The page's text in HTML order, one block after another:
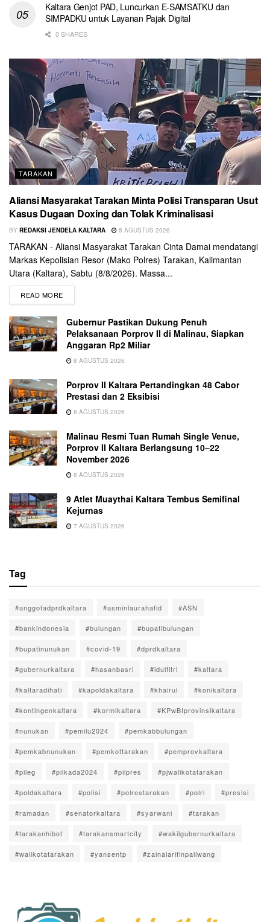
Kaltara Genjot PAD, Luncurkan E-SAMSATKU dan
SIMPADKU untuk Layanan Pajak Digital
0 SHARES
TARAKAN
Aliansi Masyarakat Tarakan Minta Polisi Transparan Usut
Kasus Dugaan Doxing dan Tolak Kriminalisasi
BY REDAKSI JENDELA KALTARA 8 AGUSTUS 2026
TARAKAN - Aliansi Masyarakat Tarakan Cinta Damai mendatangi
Markas Kepolisian Resor (Mako Polres) Tarakan, Kalimantan
Utara (Kaltara), Sabtu (8/8/2026). Massa...
READ MORE
Gubernur Pastikan Dukung Penuh
Pelaksanaan Porprov II di Malinau, Siapkan
Anggaran Rp2 Miliar
8 AGUSTUS 2026
Porprov II Kaltara Pertandingkan 48 Cabor
Prestasi dan 2 Eksibisi
8 AGUSTUS 2026
Malinau Resmi Tuan Rumah Single Venue,
Porprov II Kaltara Berlangsung 10–22
November 2026
8 AGUSTUS 2026
9 Atlet Muaythai Kaltara Tembus Semifinal
Kejurnas
7 AGUSTUS 2026
Tag
#anggotadprdkaltara #asminlaurahafid #ASN
#bankindonesia #bulungan #bupatibulungan
#bupatinunukan #covid-19 #dprdkaltara
#gubernurkaltara #hasanbasri #idulfitri #kaltara
#kaltaradihati #kapoldakaltara #khairul #konikaltara
#kontingenkaltara #kormikaltara #KPwBIprovinsikaltara
#nunukan #pemilu2024 #pemkabbulungan
#pemkabnunukan #pemkottarakan #pemprovkaltara
#pileg #pilkada2024 #pilpres #pjwalikotatarakan
#poldakaltara #polisi #polrestarakan #polri #presisi
#ramadan #senatorkaltara #syarwani #tarakan
#tarakanhibot #tarakansmartcity #wakilgubernurkaltara
#walikotatarakan #yansentp #zainalarifinpaliwang